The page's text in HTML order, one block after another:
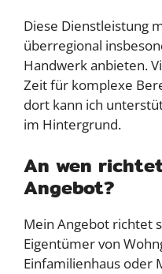
Diese Dienstleistung
überregional
Handwerk anbieten.
Zeit für komplexe
dort kann ich
im Hintergrund.
An wen
Angebot?
Mein Angebot richtet
Eigentümer von
Einfamilienhaus oder